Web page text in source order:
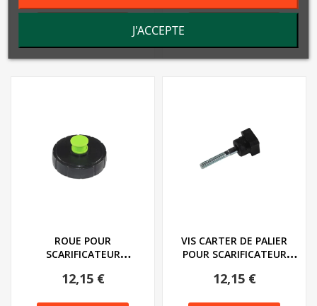
ROUE POUR
SCARIFICATEUR
- REF:...
12,15 €
VIS CARTER DE PALIER
POUR SCARIFICATEUR
12,15 €
J'ACCEPTE